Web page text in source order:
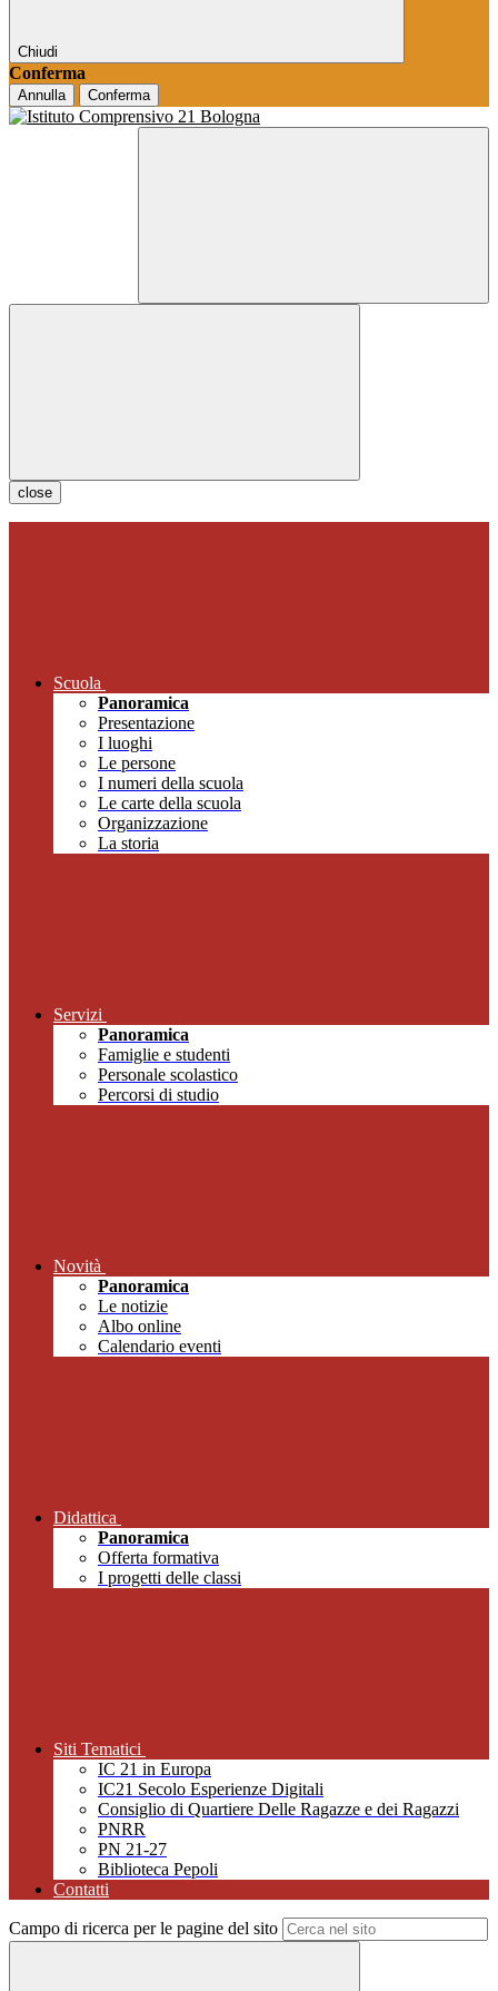
Chiudi
Conferma
Annulla Conferma
close
Scuola
Panoramica
Presentazione
I luoghi
Le persone
I numeri della scuola
Le carte della scuola
Organizzazione
La storia
Servizi
Panoramica
Famiglie e studenti
Personale scolastico
Percorsi di studio
Novità
Panoramica
Le notizie
Albo online
Calendario eventi
Didattica
Panoramica
Offerta formativa
I progetti delle classi
Siti Tematici
IC 21 in Europa
IC21 Secolo Esperienze Digitali
Consiglio di Quartiere Delle Ragazze e dei Ragazzi
PNRR
PN 21-27
Biblioteca Pepoli
Contatti
Campo di ricerca per le pagine del sito